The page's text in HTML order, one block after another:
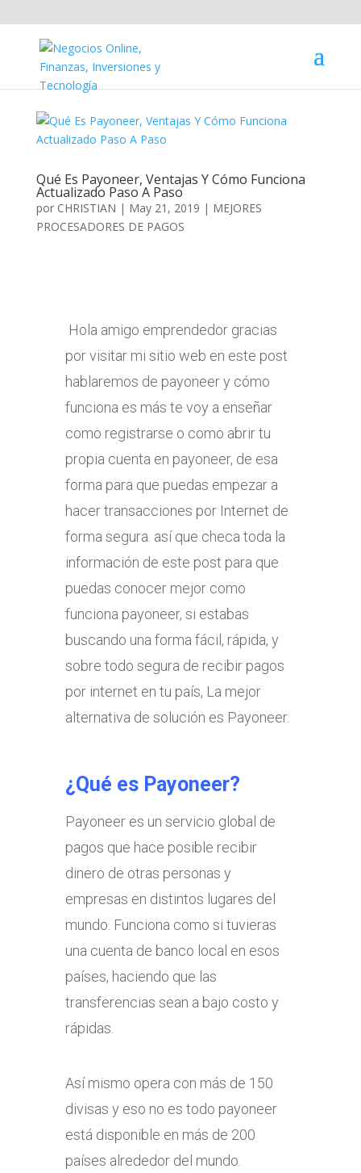
Qué Es Payoneer, Ventajas Y Cómo Funciona
Actualizado Paso A Paso
por CHRISTIAN | May 21, 2019 | MEJORES
PROCESADORES DE PAGOS
Hola amigo emprendedor gracias
por visitar mi sitio web en este post
hablaremos de payoneer y cómo
funciona es más te voy a enseñar
como registrarse o como abrir tu
propia cuenta en payoneer, de esa
forma para que puedas empezar a
hacer transacciones por Internet de
forma segura. así que checa toda la
información de este post para que
puedas conocer mejor como
funciona payoneer, si estabas
buscando una forma fácil, rápida, y
sobre todo segura de recibir pagos
por internet en tu país, La mejor
alternativa de solución es Payoneer.
¿Qué es Payoneer?
Payoneer es un servicio global de
pagos que hace posible recibir
dinero de otras personas y
empresas en distintos lugares del
mundo. Funciona como si tuvieras
una cuenta de banco local en esos
países, haciendo que las
transferencias sean a bajo costo y
rápidas.
Así mismo opera con más de 150
divisas y eso no es todo payoneer
está disponible en más de 200
países alrededor del mundo.